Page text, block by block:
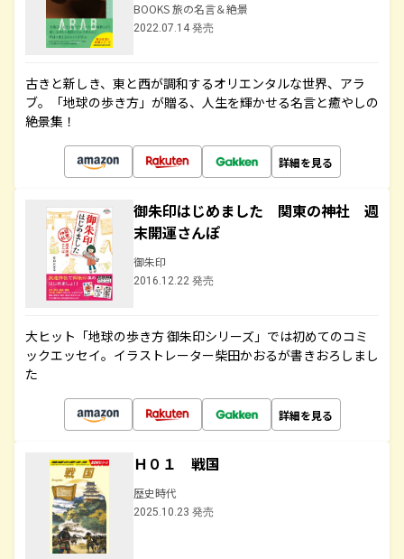
BOOKS 旅の名言＆絶景
2022.07.14 発売
古きと新しき、東と西が調和するオリエンタルな世界、アラ
ブ。「地球の歩き方」が贈る、人生を輝かせる名言と癒やしの
絶景集！
詳細を見る
御朱印はじめました 関東の神社 週
末開運さんぽ
御朱印
2016.12.22 発売
大ヒット「地球の歩き方 御朱印シリーズ」では初めてのコミ
ックエッセイ。イラストレーター柴田かおるが書きおろしまし
た
詳細を見る
Ｈ０１ 戦国
歴史時代
2025.10.23 発売